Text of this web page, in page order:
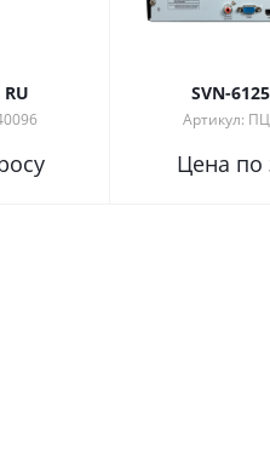
SVN-
Артикул:
Цена по